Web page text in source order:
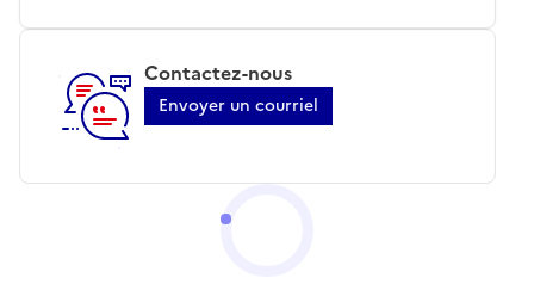
Contactez-nous
Envoyer un courriel